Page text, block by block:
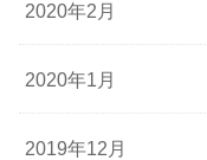
2020年2月
2020年1月
2019年12月